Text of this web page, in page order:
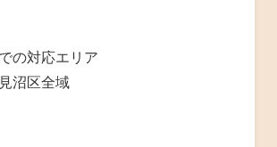
の対応エリア
沼区全域